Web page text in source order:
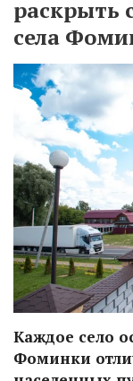
раскрыть
села
Каждое село
Фоминки